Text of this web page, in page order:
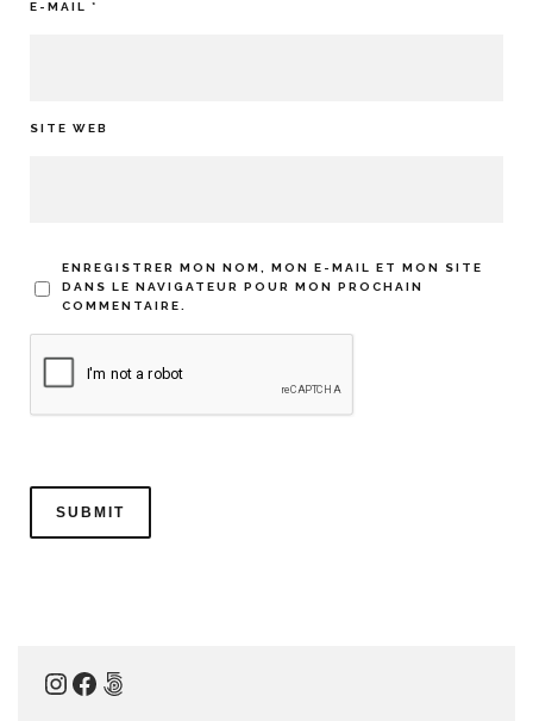
E-MAIL *
SITE WEB
ENREGISTRER MON NOM, MON E-MAIL ET MON SITE
DANS LE NAVIGATEUR POUR MON PROCHAIN
COMMENTAIRE.
Instagram
Facebook
500px